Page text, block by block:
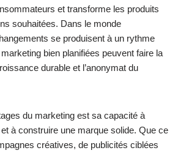
et transforme les produits
souhaitées. Dans le monde
se produisent à un rythme
bien planifiées peuvent faire la
durable et l’anonymat du
du marketing est sa capacité à
à construire une marque solide. Que ce
créatives, de publicités ciblées